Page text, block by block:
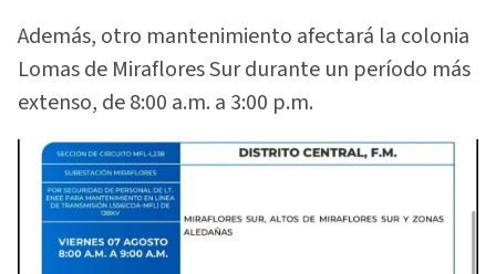
Además, otro mantenimiento afectará la colonia
Lomas de Miraflores Sur durante un período más
extenso, de 8:00 a.m. a 3:00 p.m.